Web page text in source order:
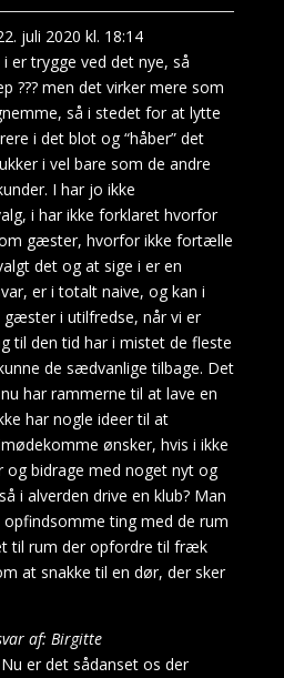
juli 2020 kl. 18:14
er trygge ved det nye, så
??? men det virker mere som
så i stedet for at lytte
i det blot og “håber” det
i vel bare som de andre
I har jo ikke
i har ikke forklaret hvorfor
gæster, hvorfor ikke fortælle
det og at sige i er en
er i totalt naive, og kan i
gæster i utilfredse, når vi er
til den tid har i mistet de fleste
de sædvanlige tilbage. Det
har rammerne til at lave en
har nogle ideer til at
ønsker, hvis i ikke
og bidrage med noget nyt og
i alverden drive en klub? Man
opfindsomme ting med de rum
til rum der opfordre til fræk
at snakke til en dør, der sker
af: Birgitte
er det sådanset os der